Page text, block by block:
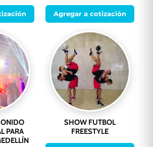
Agregar a cotización
PARA
SHOW FUTBOL
FREESTYLE